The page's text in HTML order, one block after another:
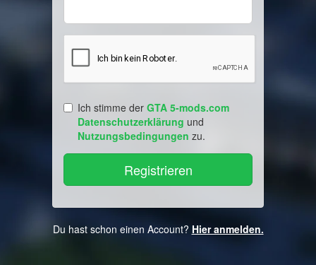
Ich stimme der GTA 5-mods.com
Datenschutzerklärung und
Nutzungsbedingungen zu.
Du hast schon einen Account? Hier anmelden.